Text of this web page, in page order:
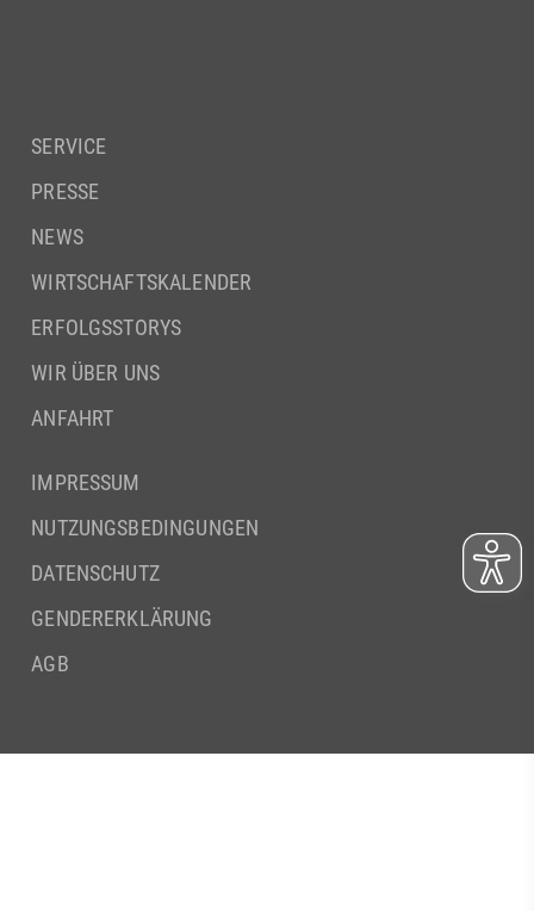
SERVICE
PRESSE
NEWS
WIRTSCHAFTSKALENDER
ERFOLGSSTORYS
WIR ÜBER UNS
ANFAHRT
IMPRESSUM
NUTZUNGSBEDINGUNGEN
DATENSCHUTZ
GENDERERKLÄRUNG
AGB